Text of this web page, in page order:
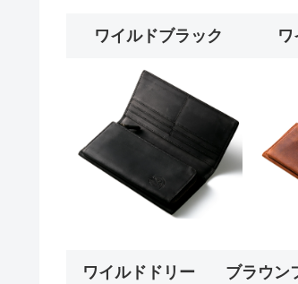
ワイルドブラック
ワイルドドリー
ブラウン